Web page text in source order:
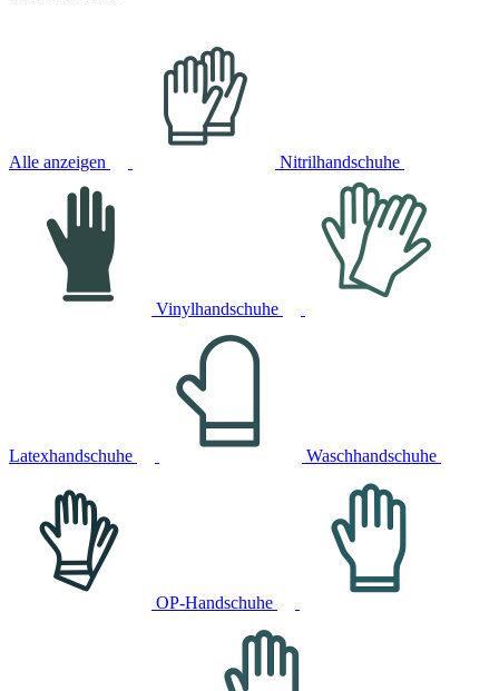
Alle anzeigen Nitrilhandschuhe
Vinylhandschuhe
Latexhandschuhe Waschhandschuhe
OP-Handschuhe